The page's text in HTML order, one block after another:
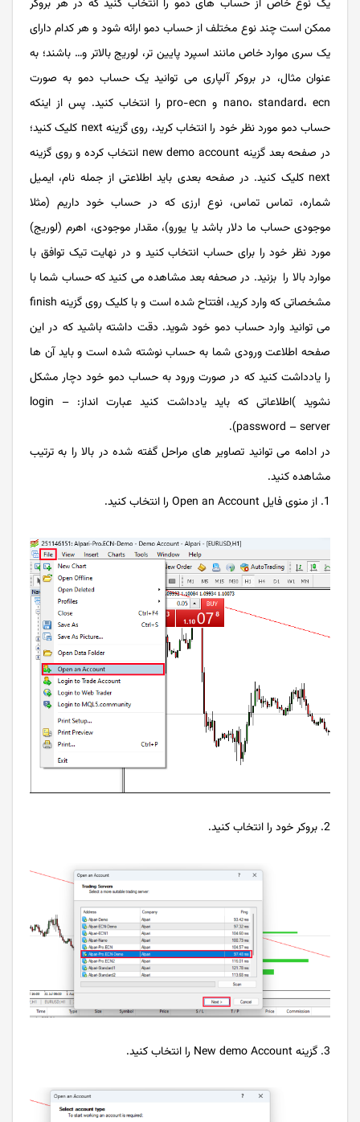
یک نوع خاص از حساب های دمو را انتخاب کنید که در هر بروکر
ممکن است چند نوع مختلف از حساب دمو ارائه شود و هر کدام دارای
یک سری موارد خاص مانند اسپرد پایین تر، لوریج بالاتر و… باشند؛ به
عنوان مثال، در بروکر آلپاری می توانید یک حساب دمو به صورت
nano، standard، ecn و pro-ecn را انتخاب کنید. پس از اینکه
حساب دمو مورد نظر خود را انتخاب کرید، روی گزینه next کلیک کنید؛
در صفحه بعد گزینه new demo account انتخاب کرده و روی گزینه
next کلیک کنید. در صفحه بعدی باید اطلاعتی از جمله نام، ایمیل
شماره، تماس تماس، نوع ارزی که در حساب خود داریم (مثلا
موجودی حساب ما دلار باشد یا یورو)، مقدار موجودی، اهرم (لوریج)
مورد نظر خود را برای حساب انتخاب کنید و در نهایت تیک توافق با
موارد بالا را بزنید. در صحفه بعد مشاهده می کنید که حساب شما با
مشخصاتی که وارد کرید، افتتاح شده است و با کلیک روی گزینه finish
می توانید وارد حساب دمو خود شوید. دقت داشته باشید که در این
صفحه اطلاعت ورودی شما به حساب نوشته شده است و باید آن ها
را یادداشت کنید که در صورت ورود به حساب دمو خود دچار مشکل
نشوید )اطلاعاتی که باید یادداشت کنید عبارت انداز: login –
password – server).
در ادامه می توانید تصاویر های مراحل گفته شده در بالا را به ترتیب
مشاهده کنید.
از منوی فایل Open an Account را انتخاب کنید.
2. بروکر خود را انتخاب کنید.
3. گزینه New demo Account را انتخاب کنید.